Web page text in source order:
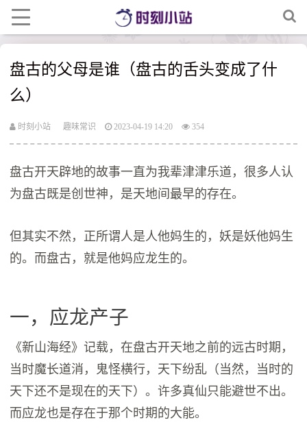
盘古的父母是谁（盘古的舌头变成了什
么）
时刻小站 趣味常识 2023-04-19 14:20 354
盘古开天辟地的故事一直为我辈津津乐道，很多人认
为盘古既是创世神，是天地间最早的存在。
但其实不然，正所谓人是人他妈生的，妖是妖他妈生
的。而盘古，就是他妈应龙生的。
一，应龙产子
《新山海经》记载，在盘古开天地之前的远古时期，
当时魔长道消，鬼怪横行，天下纷乱（当然，当时的
天下还不是现在的天下）。许多真仙只能避世不出。
而应龙也是存在于那个时期的大能。